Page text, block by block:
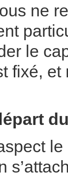
ne
le
fixé, et